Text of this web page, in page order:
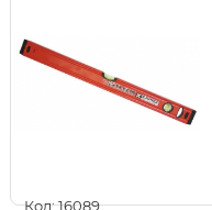
Код: 16089